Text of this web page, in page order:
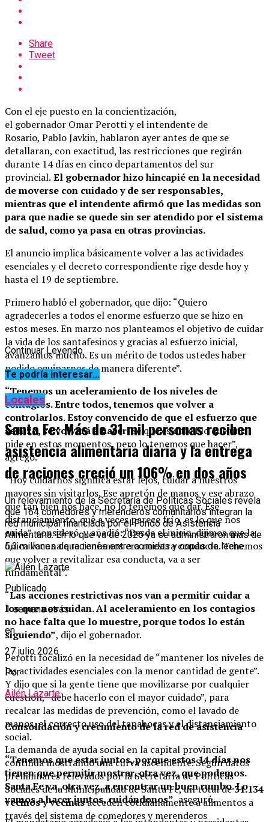
Share
Tweet
Con el eje puesto en la concientización,
el gobernador Omar Perotti y el intendente de
Rosario, Pablo Javkin, hablaron ayer antes de que se
detallaran, con exactitud, las restricciones que regirán
durante 14 días en cinco departamentos del sur
provincial. El gobernador hizo hincapié en la necesidad
de moverse con cuidado y de ser responsables,
mientras que el intendente afirmó que las medidas son
para que nadie se quede sin ser atendido por el sistema
de salud, como ya pasa en otras provincias.
El anuncio implica básicamente volver a las actividades
esenciales y el decreto correspondiente rige desde hoy y
hasta el 19 de septiembre.
Primero habló el gobernador, que dijo: “Quiero
agradecerles a todos el enorme esfuerzo que se hizo en
estos meses. En marzo nos planteamos el objetivo de cuidar
la vida de los santafesinos y gracias al esfuerzo inicial,
avanzamos mucho. Es un mérito de todos ustedes haber
podido equiparnos de manera diferente”.
“Tenemos un aceleramiento de los niveles de
contagios. Entre todos, tenemos que volver a
controlarlos. Estoy convencido de que el esfuerzo que
se hizo, se volverá a hacer. Sé que es difícil lo que uno
pide en estos momentos, pero lo tenemos que hacer”,
agregó.
“Hoy cuidarnos significa estar lejos, cuidar a nuestros
mayores sin visitarlos. Ese apretón de manos y ese abrazo
que tan bien nos hace, no lo tenemos que dar. Ese
distanciamiento, que a veces parece frío, es lo que nos
cuida”, consideró, y añadió: “Desde el inicio, dijimos que la
única vacuna que teníamos era nuestra conducta. Tenemos
que volver a revitalizar esa conducta, va a ser
fundamental”.
“Las acciones restrictivas nos van a permitir cuidar a
los que nos cuidan. Al aceleramiento en los contagios
no hace falta que lo muestre, porque todos lo están
siguiendo”, dijo el gobernador.
Perotti focalizó en la necesidad de “mantener los niveles de
las actividades esenciales con la menor cantidad de gente”.
Y dijo que si la gente tiene que movilizarse por cualquier
cuestión, “debe hacerlo con el mayor cuidado”, para
recalcar las medidas de prevención, como el lavado de
manos, el correcto uso del tapabocas y el distanciamiento
social.
“Tenemos que estar juntos, porque estos 14 días nos
tienen que permitir mostrar, otra vez, que podemos.
Santa Fe va, otra vez, a encontrar un buen rumbo. Lo
vamos a hacer juntos, cuidándonos”, aseguró.
Continuar Leyendo
Te podría interesar...
Locales
Santa Fe: Más de 31 mil personas reciben
asistencia alimentaria diaria y la entrega
de raciones creció un 106% en dos años
Un relevamiento de la Secretaría de Políticas Sociales revela
que 164 comedores y merenderos comunitarios integran la
red municipal financiada por el Fondo de Asistencia
Alimentaria. En lo que va de 2026 ya se administraron más de
5,3 millones de raciones entre comidas y copas de leche.
Publicado
1 semana atrás
en
27 julio 2026
Por
Ailén Lazarte
Consolidación y crecimiento de la red de asistencia
La demanda de ayuda social en la capital provincial
continúa mostrando una curva ascendente. Según datos
preliminares relevados por la Secretaría de Políticas
Sociales de la Municipalidad de Santa Fe, un total de31.134
vecinos y vecinasacceden cotidianamente a alimentos a
través del sistema de comedores y merenderos